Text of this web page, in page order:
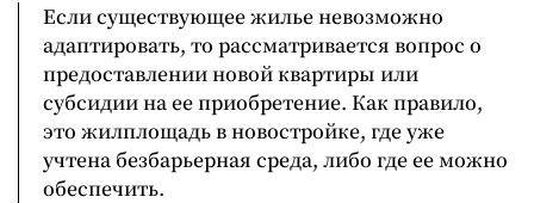
Если существующее жилье невозможно
адаптировать, то рассматривается вопрос о
предоставлении новой квартиры или
субсидии на ее приобретение. Как правило,
это жилплощадь в новостройке, где уже
учтена безбарьерная среда, либо где ее можно
обеспечить.